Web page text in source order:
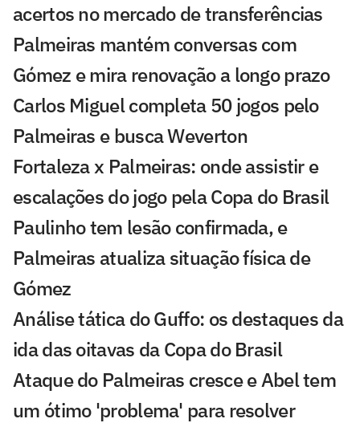
acertos no mercado de transferências
Palmeiras mantém conversas com
Gómez e mira renovação a longo prazo
Carlos Miguel completa 50 jogos pelo
Palmeiras e busca Weverton
Fortaleza x Palmeiras: onde assistir e
escalações do jogo pela Copa do Brasil
Paulinho tem lesão confirmada, e
Palmeiras atualiza situação física de
Gómez
Análise tática do Guffo: os destaques da
ida das oitavas da Copa do Brasil
Ataque do Palmeiras cresce e Abel tem
um ótimo 'problema' para resolver